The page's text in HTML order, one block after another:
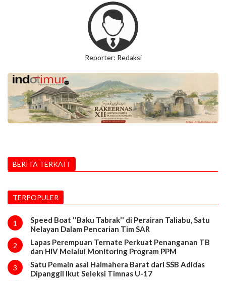
Reporter: Redaksi
BERITA TERKAIT
TERPOPULER
1
Speed Boat ''Baku Tabrak'' di Perairan Taliabu, Satu
Nelayan Dalam Pencarian Tim SAR
2
Lapas Perempuan Ternate Perkuat Penanganan TB
dan HIV Melalui Monitoring Program PPM
3
Satu Pemain asal Halmahera Barat dari SSB Adidas
Dipanggil Ikut Seleksi Timnas U-17